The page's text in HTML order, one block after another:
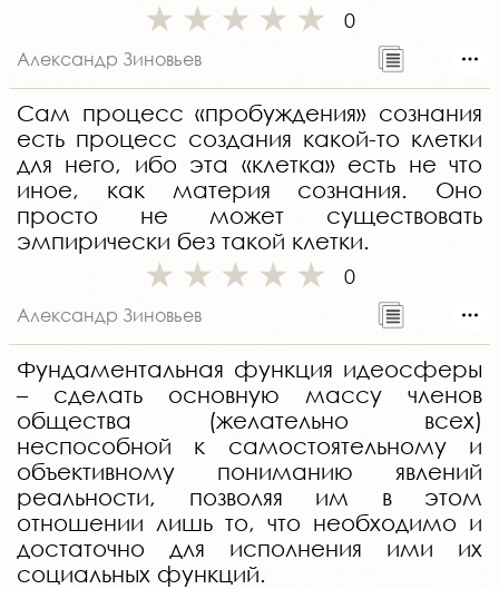
0
Александр Зиновьев
Сам процесс «пробуждения» сознания
есть процесс создания какой-то клетки
для него, ибо эта «клетка» есть не что
иное, как материя сознания. Оно
просто не может существовать
эмпирически без такой клетки.
0
Александр Зиновьев
Фундаментальная функция идеосферы
– сделать основную массу членов
общества (желательно всех)
неспособной к самостоятельному и
объективному пониманию явлений
реальности, позволяя им в этом
отношении лишь то, что необходимо и
достаточно для исполнения ими их
социальных функций.